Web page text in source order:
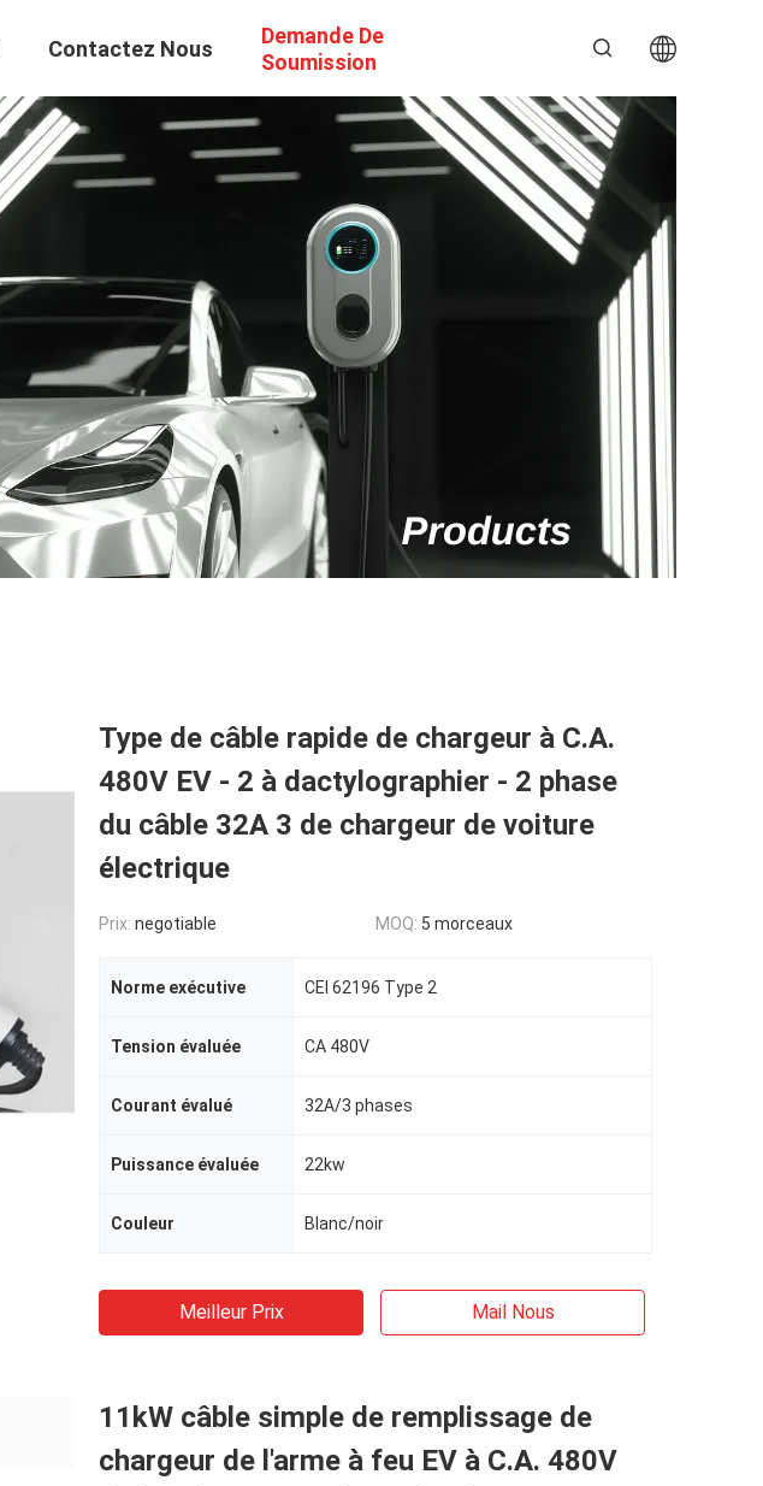
Contactez Nous
Demande De
Soumission
Type de câble rapide de chargeur à C.A.
480V EV - 2 à dactylographier - 2 phase
du câble 32A 3 de chargeur de voiture
électrique
Prix: negotiable MOQ: 5 morceaux
Norme exécutive CEI 62196 Type 2
Tension évaluée CA 480V
Courant évalué 32A/3 phases
Puissance évaluée 22kw
Couleur Blanc/noir
Meilleur Prix Mail Nous
11kW câble simple de remplissage de
chargeur de l'arme à feu EV à C.A. 480V